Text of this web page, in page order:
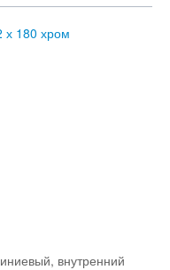
внутренний